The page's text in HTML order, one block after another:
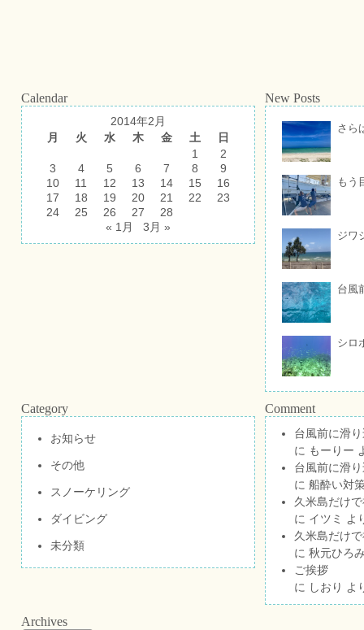
Calendar
2014年2月
月
火 水 木 金 土
日
1
2
3
4 5 6 7 8
9
10
11 12 13 14 15
16
17
18 19 20 21 22
23
24
25 26 27
28
« 1月
3月 »
New Posts
さら
もう
ジワ
台風
シロ
Category
お知らせ
その他
スノーケリング
ダイビング
未分類
Comment
台風前に滑
に もーりー
台風前に滑
に 船酔い対
久米島だけ
に イツミ よ
久米島だけ
に 秋元ひろ
ご挨拶
に しおり よ
Archives